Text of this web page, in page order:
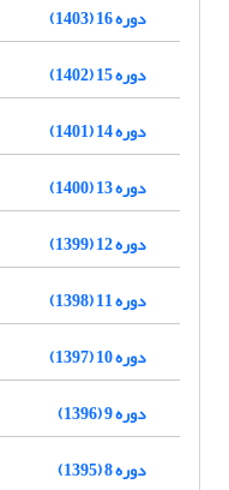
دوره 16 (1403)
دوره 15 (1402)
دوره 14 (1401)
دوره 13 (1400)
دوره 12 (1399)
دوره 11 (1398)
دوره 10 (1397)
دوره 9 (1396)
دوره 8 (1395)